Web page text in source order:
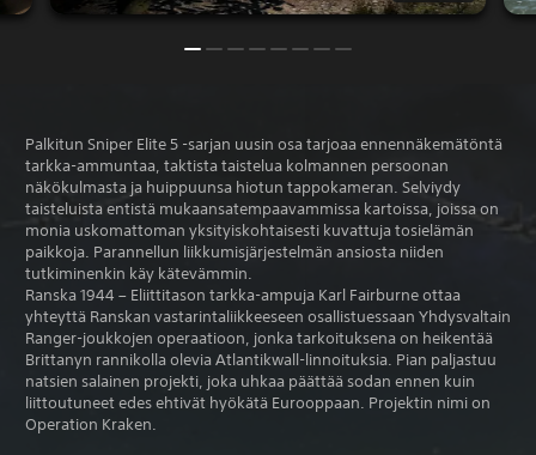
Palkitun Sniper Elite 5 -sarjan uusin osa tarjoaa ennennäkemätöntä
tarkka-ammuntaa, taktista taistelua kolmannen persoonan
näkökulmasta ja huippuunsa hiotun tappokameran. Selviydy
taisteluista entistä mukaansatempaavammissa kartoissa, joissa on
monia uskomattoman yksityiskohtaisesti kuvattuja tosielämän
paikkoja. Parannellun liikkumisjärjestelmän ansiosta niiden
tutkiminenkin käy kätevämmin.
Ranska 1944 – Eliittitason tarkka-ampuja Karl Fairburne ottaa
yhteyttä Ranskan vastarintaliikkeeseen osallistuessaan Yhdysvaltain
Ranger-joukkojen operaatioon, jonka tarkoituksena on heikentää
Brittanyn rannikolla olevia Atlantikwall-linnoituksia. Pian paljastuu
natsien salainen projekti, joka uhkaa päättää sodan ennen kuin
liittoutuneet edes ehtivät hyökätä Eurooppaan. Projektin nimi on
Operation Kraken.